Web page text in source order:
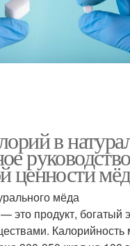
в
ценности
мёда
это продукт, богатый
Калорийность